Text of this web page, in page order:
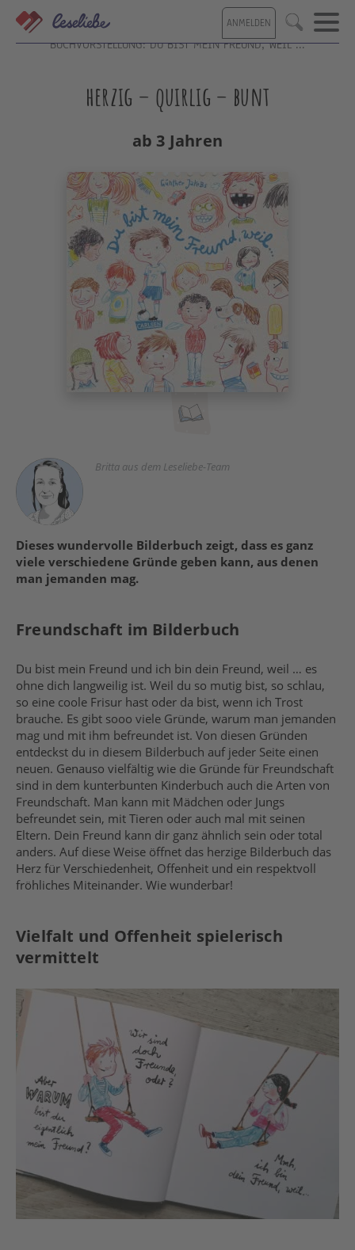
Direkt
zum
Inhalt
ANMELDEN Suche
BUCHVORSTELLUNG: DU BIST MEIN FREUND, WEIL ...
herzig – quirlig – bunt
ab 3 Jahren
Britta aus dem Leseliebe-Team
Dieses wundervolle Bilderbuch zeigt, dass es ganz
viele verschiedene Gründe geben kann, aus denen
man jemanden mag.
Freundschaft im Bilderbuch
Du bist mein Freund und ich bin dein Freund, weil … es
ohne dich langweilig ist. Weil du so mutig bist, so schlau,
so eine coole Frisur hast oder da bist, wenn ich Trost
brauche. Es gibt sooo viele Gründe, warum man jemanden
mag und mit ihm befreundet ist. Von diesen Gründen
entdeckst du in diesem Bilderbuch auf jeder Seite einen
neuen. Genauso vielfältig wie die Gründe für Freundschaft
sind in dem kunterbunten Kinderbuch auch die Arten von
Freundschaft. Man kann mit Mädchen oder Jungs
befreundet sein, mit Tieren oder auch mal mit seinen
Eltern. Dein Freund kann dir ganz ähnlich sein oder total
anders. Auf diese Weise öffnet das herzige Bilderbuch das
Herz für Verschiedenheit, Offenheit und ein respektvoll
fröhliches Miteinander. Wie wunderbar!
Vielfalt und Offenheit spielerisch
vermittelt